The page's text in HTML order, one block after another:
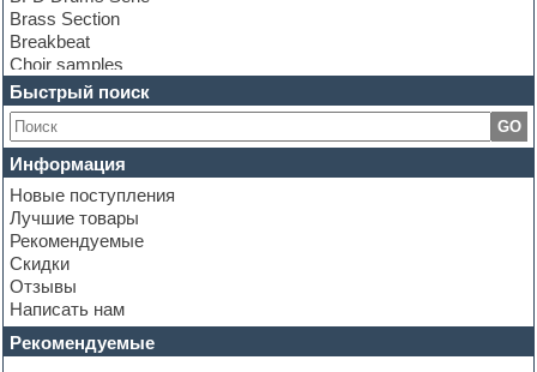
Brass Section
Breakbeat
Choir samples
Chris Hein Samples
Cinematic samples
Club bass
Club leads
Club sounds
Construction kits
Convolution
Cubase
Dance drums
Dance music production tutorials
DAW
Disco samples
DJ Software
Быстрый поиск
GO
Информация
Новые поступления
Лучшие товары
Рекомендуемые
Скидки
Отзывы
Написать нам
Рекомендуемые